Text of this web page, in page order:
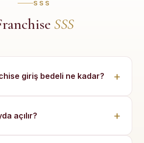
SSS
SSS
giriş bedeli ne kadar?
açılır?